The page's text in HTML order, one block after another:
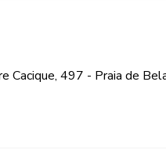
Cacique, 497 - Praia de